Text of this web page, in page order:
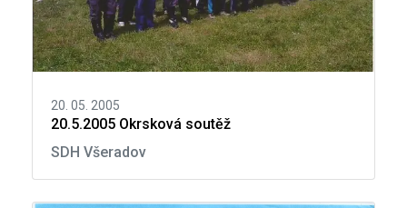
20. 05. 2005
20.5.2005 Okrsková soutěž
SDH Všeradov